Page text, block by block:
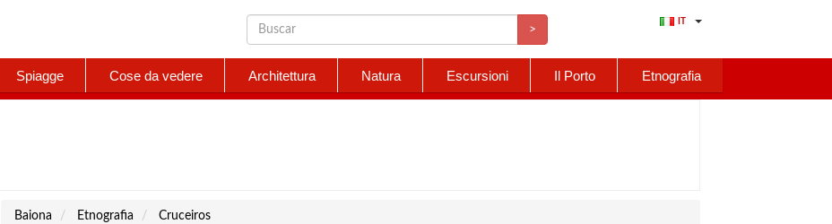
>
Spiagge Cose da vedere Architettura Natura Escursioni Il Porto Etnografia
Baiona Etnografia Cruceiros